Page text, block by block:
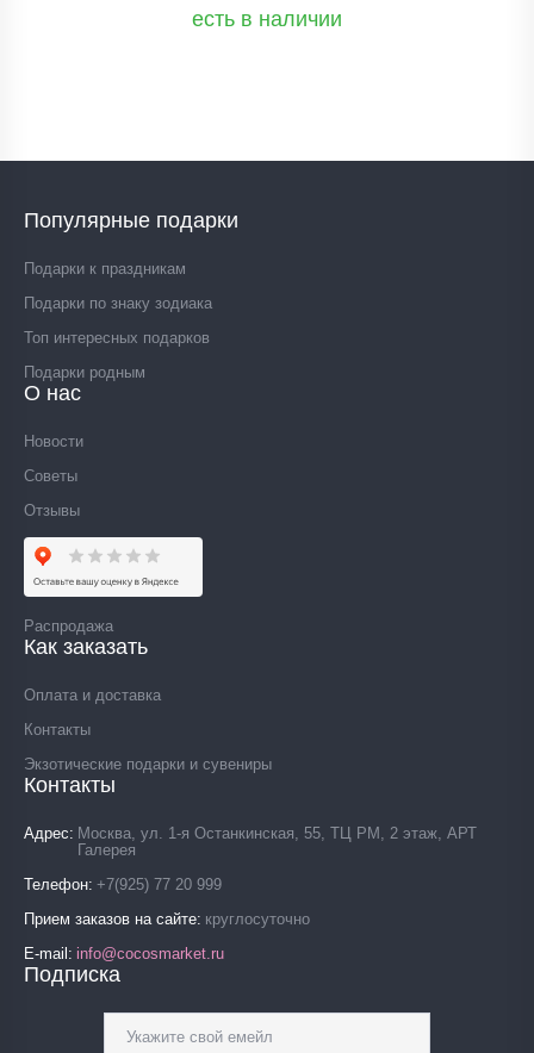
есть в наличии
Популярные подарки
Подарки к праздникам
Подарки по знаку зодиака
Топ интересных подарков
Подарки родным
О нас
Новости
Советы
Отзывы
Распродажа
Как заказать
Оплата и доставка
Контакты
Экзотические подарки и сувениры
Контакты
Адрес
Москва, ул. 1-я Останкинская, 55, ТЦ РМ, 2 этаж, АРТ
Галерея
Телефон +7(925) 77 20 999
Прием заказов на сайте круглосуточно
E-mail
info@cocosmarket.ru
Подписка